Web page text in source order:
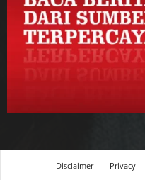
Disclaimer Privacy